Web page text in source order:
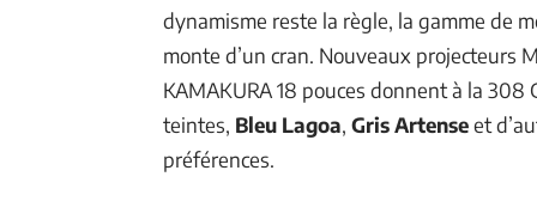
dynamisme reste la règle, la gamme de
monte d’un cran. Nouveaux projecteurs
KAMAKURA 18 pouces donnent à la
teintes, Bleu Lagoa, Gris Artenseet
préférences.